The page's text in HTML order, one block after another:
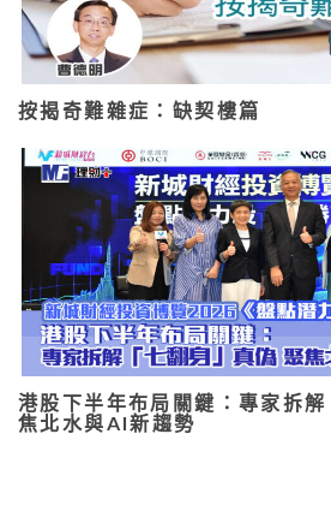
按揭奇難雜症：缺契樓篇
港股下半年布局關鍵：專家拆
焦北水與AI新趨勢